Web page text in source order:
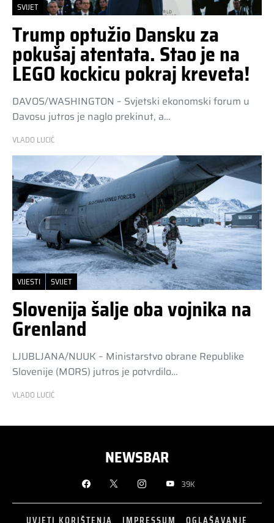
SVIJET
Trump optužio Dansku za
pokušaj atentata. Stao je na
LEGO kockicu pokraj kreveta!
DAVOS/WASHINGTON – Svjetski ekonomski forum u
Davosu jutros je naglo prekinut, a…
VLADO LUCIĆ
VIJESTI SVIJET
Slovenija šalje oba vojnika na
Grenland
LJUBLJANA/NUUK – Ministarstvo obrane Republike
Slovenije (MORS) jutros je potvrdilo…
VLADO LUCIĆ
NEWSBAR
39K